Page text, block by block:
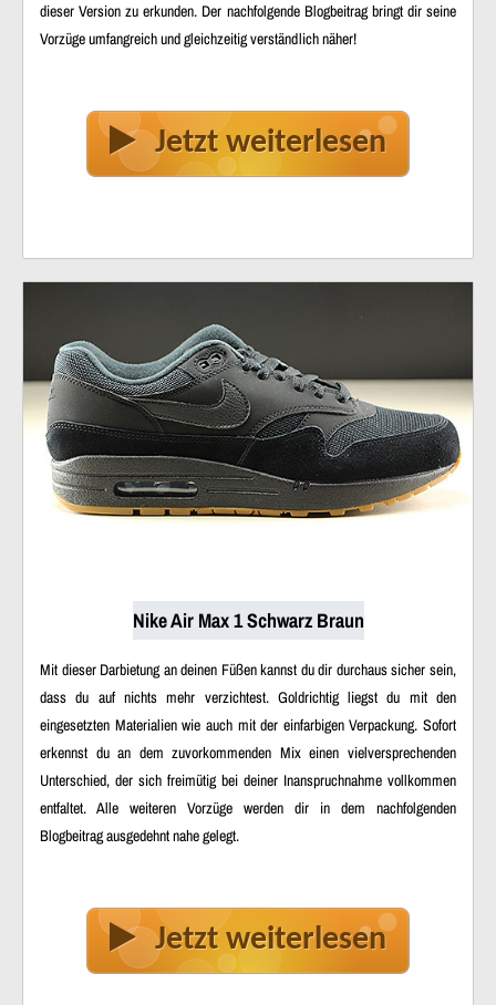
dieser Version zu erkunden. Der nachfolgende Blogbeitrag bringt dir seine
Vorzüge umfangreich und gleichzeitig verständlich näher!
Jetzt weiterlesen
Nike Air Max 1 Schwarz Braun
Mit dieser Darbietung an deinen Füßen kannst du dir durchaus sicher sein,
dass du auf nichts mehr verzichtest. Goldrichtig liegst du mit den
eingesetzten Materialien wie auch mit der einfarbigen Verpackung. Sofort
erkennst du an dem zuvorkommenden Mix einen vielversprechenden
Unterschied, der sich freimütig bei deiner Inanspruchnahme vollkommen
entfaltet. Alle weiteren Vorzüge werden dir in dem nachfolgenden
Blogbeitrag ausgedehnt nahe gelegt.
Jetzt weiterlesen